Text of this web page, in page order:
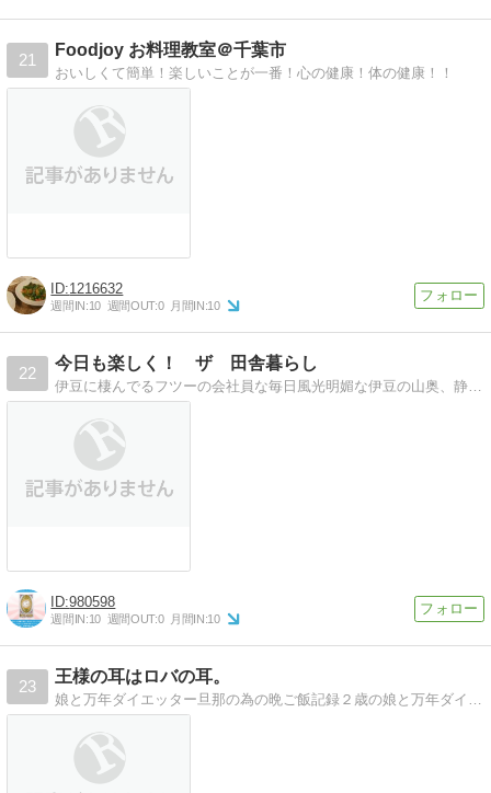
21
Foodjoy お料理教室＠千葉市
おいしくて簡単！楽しいことが一番！心の健康！体の健康！！
1216632
週間IN:10 週間OUT:0 月間IN:10
22
今日も楽しく！ ザ 田舎暮らし
伊豆に棲んでるフツーの会社員な毎日風光明媚な伊豆の山奥、静かにたたずむ我が家だが･･･？！
980598
週間IN:10 週間OUT:0 月間IN:10
23
王様の耳はロバの耳。
娘と万年ダイエッター旦那の為の晩ご飯記録２歳の娘と万年ダイエッターな旦那の為の晩ご飯記録。